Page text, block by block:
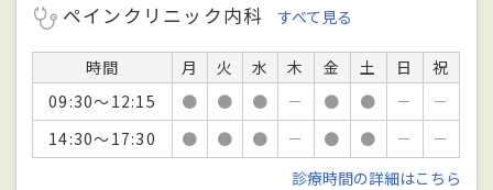
ペインクリニック内科
すべて見る
時間 月 火 水 木 金 土 日
祝
09:30～12:15
● ● ● － ● ● －
－
14:30～17:30
● ● ● － ● ● －
－
診療時間の詳細はこちら